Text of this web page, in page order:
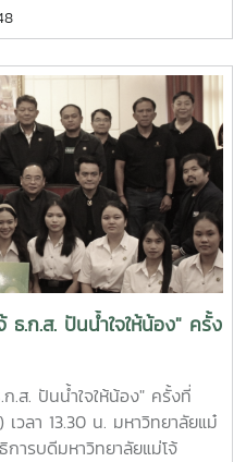
วย ผศ.ว่าที่ร้อยเอก ดร.จิระ
างานสังกัดกองพัฒนา
กษาและให้คำปรึกษา โดยมี
ศษ เรื่อง "ชำระหนี้ทำได้ไม่
การศึกษา (กยศ.) บรรยาย
โดย ธนาคารออมสิน สาขาแม่
ย่างไรให้มีเงินใช้ตลอด
าติ (กอช.)ณ ศูนย์กีฬา
จ้
.ก.ส. ปันน้ำใจให้น้อง" ครั้ง
ส. ปันน้ำใจให้น้อง" ครั้งที่
วลา 13.30 น. มหาวิทยาลัยแม๋
ารบดีมหาวิทยาลัยแม่โจ้